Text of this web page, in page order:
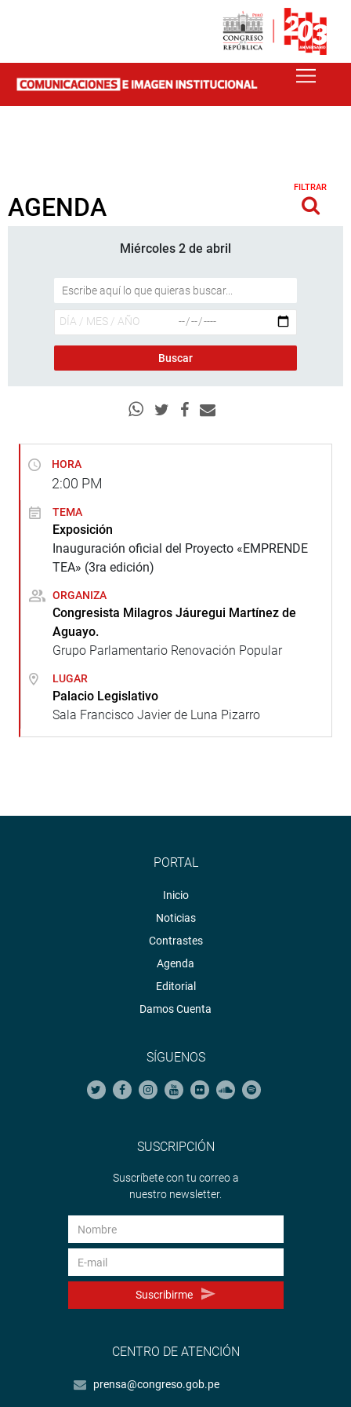
AGENDA
FILTRAR
Miércoles 2 de abril
HORA
2:00 PM
TEMA
Exposición
Inauguración oficial del Proyecto «EMPRENDE
TEA» (3ra edición)
ORGANIZA
Congresista Milagros Jáuregui Martínez de
Aguayo.
Grupo Parlamentario Renovación Popular
LUGAR
Palacio Legislativo
Sala Francisco Javier de Luna Pizarro
PORTAL
Inicio
Noticias
Contrastes
Agenda
Editorial
Damos Cuenta
SÍGUENOS
SUSCRIPCIÓN
Suscríbete con tu correo a
nuestro newsletter.
Suscribirme
CENTRO DE ATENCIÓN
prensa@congreso.gob.pe